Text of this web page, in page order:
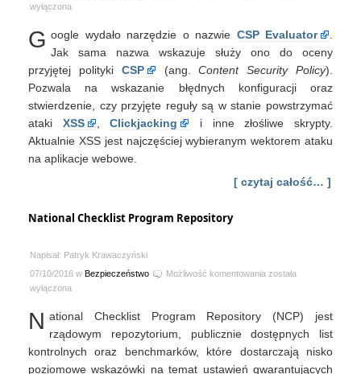
Security
Policy
Google
wyłączona
G oogle wydało narzędzie o nazwie CSP Evaluator
Jak sama nazwa wskazuje służy ono do oceny
przyjętej polityki CSP (ang.Content Security Policy).
Pozwala na wskazanie błędnych konfiguracji oraz
stwierdzenie, czy przyjęte reguły są w stanie powstrzymać
ataki XSS ,Clickjacking
i inne złośliwe skrypty.
Aktualnie XSS jest najczęściej wybieranym wektorem ataku
na aplikacje webowe.
[ czytaj całość… ]
National Checklist Program Repository
Napisał: Patryk Krawaczyński
07/10/2016 w Bezpieczeństwo Możliwość komentowania National
Repository
została
wyłączona
N ational Checklist Program Repository (NCP) jest
rządowym repozytorium, publicznie dostępnych list
kontrolnych oraz benchmarków, które dostarczają nisko
poziomowe wskazówki na temat ustawień gwarantujących